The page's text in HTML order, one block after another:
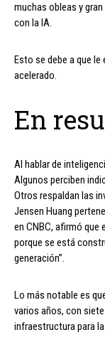
muchas obleas y
con la IA.
Esto se debe a que
acelerado.
En
Al hablar de
Algunos perciben
Otros respaldan las
Jensen Huang
en CNBC, afirmó que
porque se está
generación”.
Lo más notable es
varios años, con
infraestructura para la